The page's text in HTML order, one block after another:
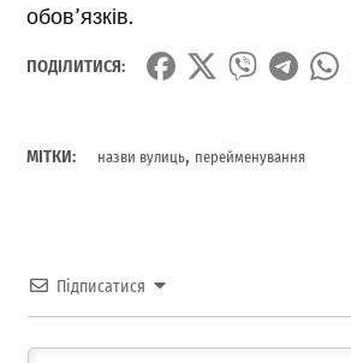
обов’язків.
ПОДІЛИТИСЯ:
МІТКИ: назви вулиць, перейменування
Підписатися